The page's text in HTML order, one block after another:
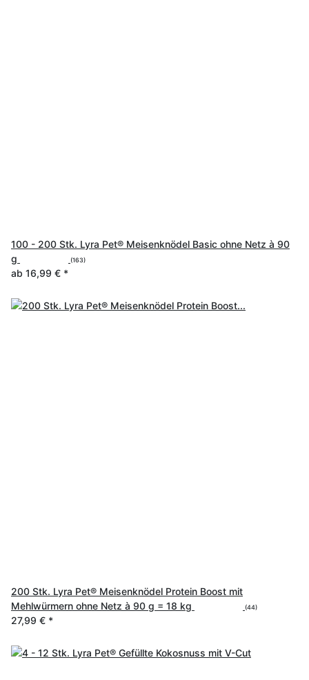
100 - 200 Stk. Lyra Pet® Meisenknödel Basic ohne Netz à 90
g
(163)
ab 16,99 € *
200 Stk. Lyra Pet® Meisenknödel Protein Boost mit
Mehlwürmern ohne Netz à 90 g = 18 kg
(44)
27,99 € *